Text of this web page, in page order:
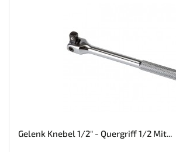
Gelenk Knebel 1/2" - Quergriff 1/2 Mit...